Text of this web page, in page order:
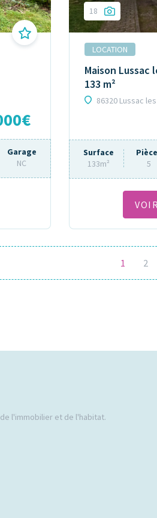
Garage
NC
18
LOCATION
Maison Lussac
133 m²
86320 Lussac
Surface
133m²
5
1 2
l'immobilier et de l'habitat.